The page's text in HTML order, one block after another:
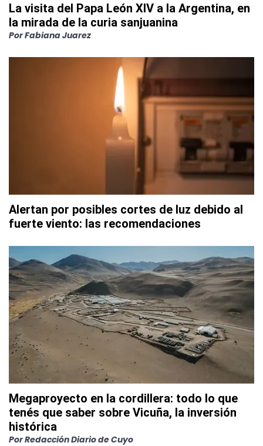
La visita del Papa León XIV a la Argentina, en
la mirada de la curia sanjuanina
PorFabiana Juarez
Alertan por posibles cortes de luz debido al
fuerte viento: las recomendaciones
Megaproyecto en la cordillera: todo lo que
tenés que saber sobre Vicuña, la inversión
histórica
PorRedacción Diario de Cuyo